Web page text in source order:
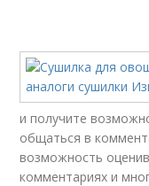
и получите
общаться в
возможность
комментариях и